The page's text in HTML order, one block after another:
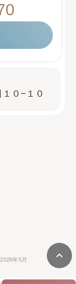
０−１０
2026年5月